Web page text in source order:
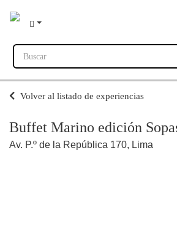
Buscar
Volver al listado de experiencias
Buffet Marino edición
Av. P.º de la República 170, Lima